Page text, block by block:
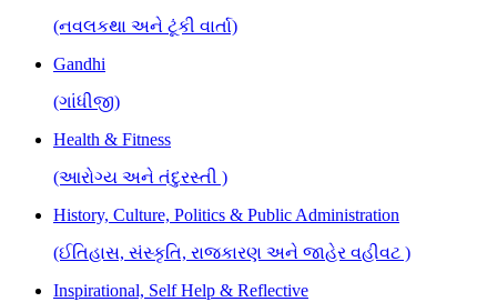
(નવલકથા અને ટૂંકી વાર્તા)
Gandhi
(ગાંધીજી)
Health & Fitness
(આરોગ્ય અને તંદુરસ્તી )
History, Culture, Politics & Public Administration
(ઈતિહાસ, સંસ્કૃતિ, રાજકારણ અને જાહેર વહીવટ )
Inspirational, Self Help & Reflective